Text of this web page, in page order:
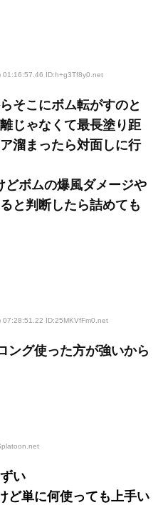
01:16:57.46 ID:h+g3Tf8y0 .net
そこにボム転がすのと
じゃなくて最長塗り距
溜まったら対面しに行
ボムの爆風ダメージや
と判断したら詰めても
07:28:51.22 ID:25MKVfFm0 .net
ング使った方が強いから
い
ど単に何使っても上手い